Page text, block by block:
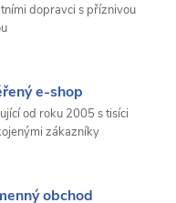
dopravci s příznivou
e-shop
od roku 2005 s tisíci
zákazníky
obchod